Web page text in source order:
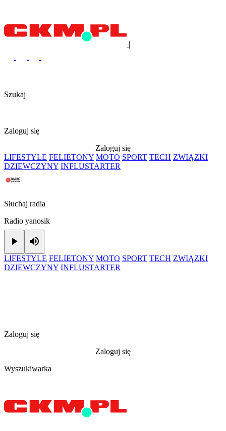
|
Szukaj
Zaloguj się
Zaloguj się
LIFESTYLE FELIETONY MOTO SPORT TECH ZWIĄZKI
DZIEWCZYNY INFLUSTARTER
Słuchaj radia
Radio yanosik
Play
LIFESTYLE FELIETONY MOTO SPORT TECH ZWIĄZKI
DZIEWCZYNY INFLUSTARTER
Zaloguj się
Zaloguj się
Wyszukiwarka